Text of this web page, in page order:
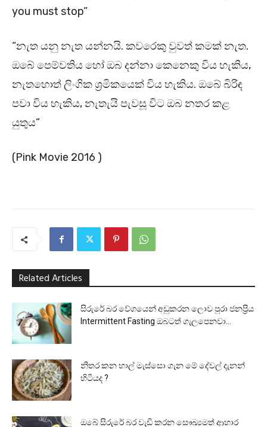
you must stop”
“නැත යනු නැත යන්නයි. කවරෙකු වුවත් කමක් නැත.
ඔබේ පෙම්වතිය හෝ ඔබ දන්නා කෙනෙකු විය හැකිය,
නැතහොත් ලිංගික ශ්‍රමිකයෙක් විය හැකිය. ඔබේ බිරිඳ
පවා විය හැකිය, නැතැයි පැවසූ විට ඔබ නතර කළ
යුතුය”
(Pink Movie 2016 )
Related Articles
සිරුරේ බර වේගයෙන් අඩුකරන ලොව පුරා ජනප්‍රිය
Intermittent Fasting ඔබටත් ගැලපෙනවා...
නිතර කන හාල් මැස්සො ගැන මේ දේවල් දැනන්
හිටියද ?
ඔබේ සිරුරේ බර වැඩි කරන සෞඛ්‍යමත් ආහාර